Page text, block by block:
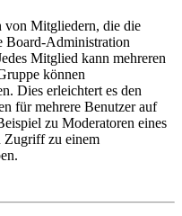
von Mitgliedern, die die
Board-Administration
Mitglied kann mehreren
können
Dies erleichtert es den
für mehrere Benutzer auf
zu Moderatoren eines
Zugriff zu einem